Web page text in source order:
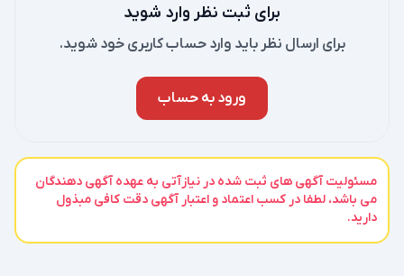
برای ثبت نظر وارد شوید
برای ارسال نظر باید وارد حساب کاربری خود شوید.
ورود به حساب
مسئولیت آگهی های ثبت شده در نیازآتی به عهده آگهی دهندگان
می باشد، لطفا در کسب اعتماد و اعتبار آگهی دقت کافی مبذول
دارید.